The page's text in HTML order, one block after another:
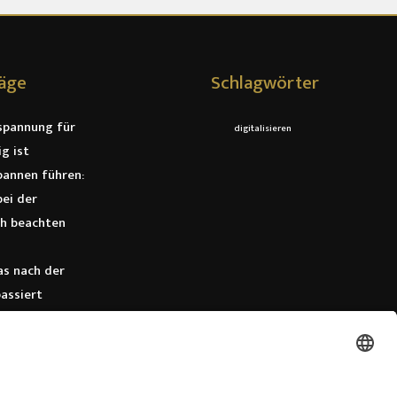
für
ist
führen:
der
beachten
nach der
optimale
Schlagwörter
digitalisieren